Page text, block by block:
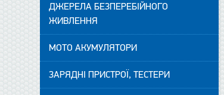
ДЖЕРЕЛА БЕЗПЕРЕБІЙНОГО
ЖИВЛЕННЯ
МОТО АКУМУЛЯТОРИ
ЗАРЯДНІ ПРИСТРОЇ, ТЕСТЕРИ